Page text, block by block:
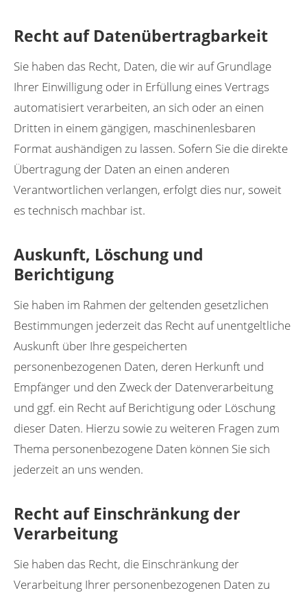
Recht auf Datenübertragbarkeit
Sie haben das Recht, Daten, die wir auf Grundlage
Ihrer Einwilligung oder in Erfüllung eines Vertrags
automatisiert verarbeiten, an sich oder an einen
Dritten in einem gängigen, maschinenlesbaren
Format aushändigen zu lassen. Sofern Sie die direkte
Übertragung der Daten an einen anderen
Verantwortlichen verlangen, erfolgt dies nur, soweit
es technisch machbar ist.
Auskunft, Löschung und
Berichtigung
Sie haben im Rahmen der geltenden gesetzlichen
Bestimmungen jederzeit das Recht auf unentgeltliche
Auskunft über Ihre gespeicherten
personenbezogenen Daten, deren Herkunft und
Empfänger und den Zweck der Datenverarbeitung
und ggf. ein Recht auf Berichtigung oder Löschung
dieser Daten. Hierzu sowie zu weiteren Fragen zum
Thema personenbezogene Daten können Sie sich
jederzeit an uns wenden.
Recht auf Einschränkung der
Verarbeitung
Sie haben das Recht, die Einschränkung der
Verarbeitung Ihrer personenbezogenen Daten zu